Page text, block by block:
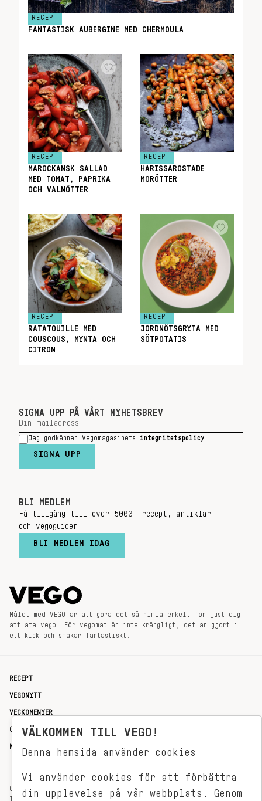
RECEPT
FANTASTISK AUBERGINE MED CHERMOULA
RECEPT
MAROCKANSK SALLAD
MED TOMAT, PAPRIKA
OCH VALNÖTTER
RECEPT
HARISSAROSTADE
MORÖTTER
RECEPT
RATATOUILLE MED
COUSCOUS, MYNTA OCH
CITRON
RECEPT
JORDNÖTSGRYTA MED
SÖTPOTATIS
SIGNA UPP PÅ VÅRT NYHETSBREV
Jag godkänner Vegomagasinets integritetspolicy
SIGNA UPP
BLI MEDLEM
Få tillgång till över 5000+ recept, artiklar
och vegoguider!
BLI MEDLEM IDAG
Målet med VEGO är att göra det så himla enkelt för just dig
att äta vego. För vegomat är inte krångligt, det är gjort i
ett kick och smakar fantastiskt.
RECEPT
VEGONYTT
VECKOMENYER
OM OSS
KONTAKT
OXENSTIERNSGATAN 33
114 27 STOCKHOLM
VÄLKOMMEN TILL VEGO!
Denna hemsida använder cookies
Vi använder cookies för att förbättra
din upplevelse på vår webbplats. Genom